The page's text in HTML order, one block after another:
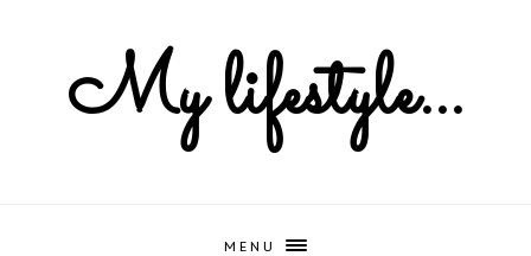
My lifestyle...
MENU